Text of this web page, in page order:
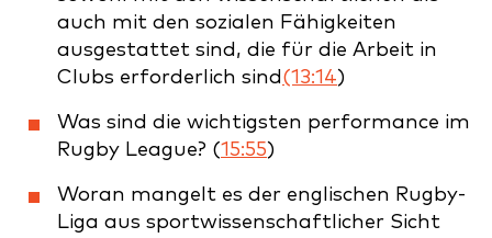
auch mit den sozialen Fähigkeiten
ausgestattet sind, die für die Arbeit in
Clubs erforderlich sind (13:14)
Was sind die wichtigsten performance im
Rugby League? (15:55)
Woran mangelt es der englischen Rugby-
Liga aus sportwissenschaftlicher Sicht